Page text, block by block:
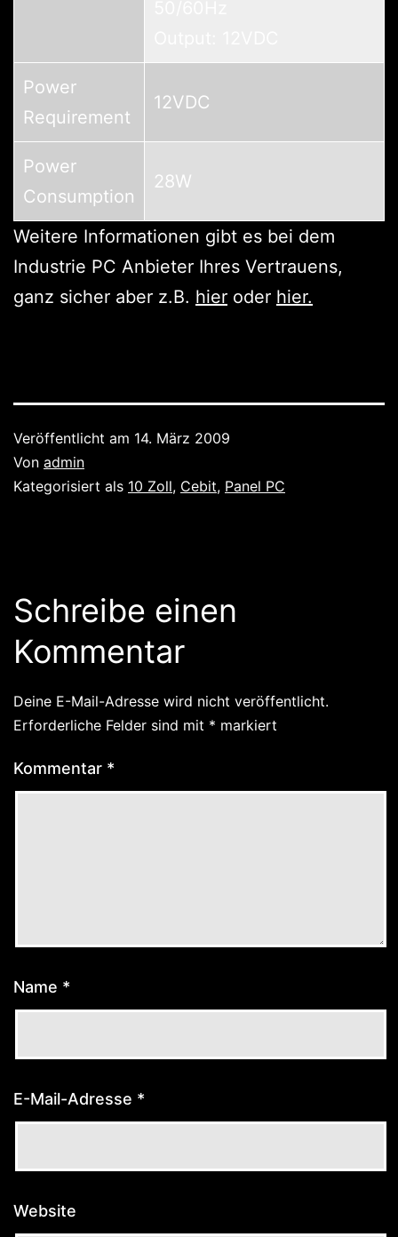
Power
Requirement
12VDC
Power
Consumption
28W
Weitere Informationen gibt es bei dem
Industrie PC Anbieter Ihres Vertrauens,
ganz sicher aber z.B. hier oder hier.
Veröffentlicht am 14. März 2009
Von admin
Kategorisiert als 10 Zoll, Cebit, Panel PC
Schreibe einen
Kommentar
Deine E-Mail-Adresse wird nicht veröffentlicht.
Erforderliche Felder sind mit * markiert
Kommentar *
Name *
E-Mail-Adresse *
Website